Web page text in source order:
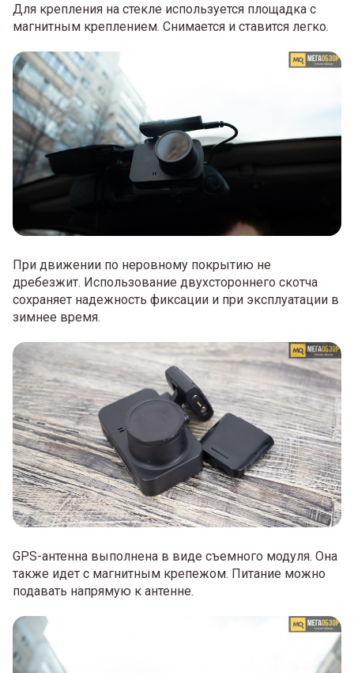
Для крепления на стекле используется площадка с
магнитным креплением. Снимается и ставится легко.
При движении по неровному покрытию не
дребезжит. Использование двухстороннего скотча
сохраняет надежность фиксации и при эксплуатации в
зимнее время.
GPS-антенна выполнена в виде съемного модуля. Она
также идет с магнитным крепежом. Питание можно
подавать напрямую к антенне.